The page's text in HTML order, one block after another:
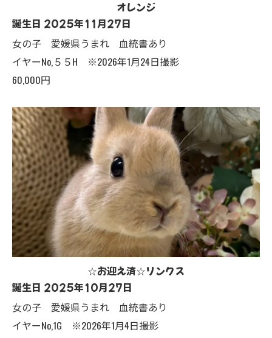
オレンジ
誕生日 2025年11月27日
女の子 愛媛県うまれ 血統書あり
イヤーNo,５５H ※2026年1月24日撮影
60,000円
☆お迎え済☆リンクス
誕生日 2025年10月27日
女の子 愛媛県うまれ 血統書あり
イヤーNo,1G ※2026年1月4日撮影